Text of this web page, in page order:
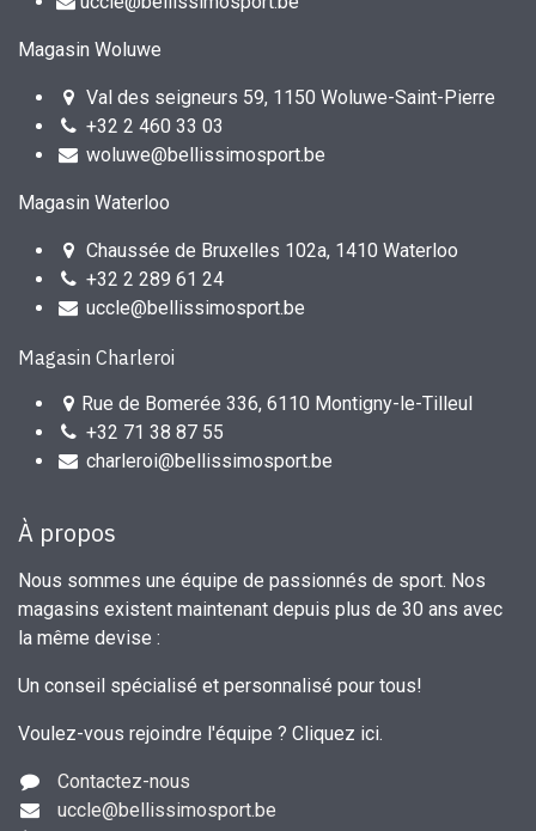
Magasin Woluwe
Val des seigneurs 59, 1150 Woluwe-Saint-Pierre
+32 2 460 33 03
woluwe@bellissimosport.be
Magasin Waterloo
Chaussée de Bruxelles 102a, 1410 Waterloo
+32 2 289 61 24
uccle@bellissimosport.be
Magasin Charleroi
Rue de Bomerée 336, 6110 Montigny-le-Tilleul
+32 71 38 87 55
charleroi@bellissimosport.be
À propos
Nous sommes une équipe de passionnés de sport. Nos
magasins existent maintenant depuis plus de 30 ans avec
la même devise :
Un conseil spécialisé et personnalisé pour tous!
Voulez-vous rejoindre l'équipe ? Cliquez ici.
Contactez-nous
uccle@bellissimosport.be